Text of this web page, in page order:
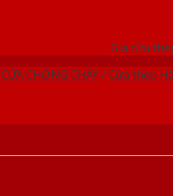
Giá cửa
CỬA CHỐNG CHÁY/Cửa thép